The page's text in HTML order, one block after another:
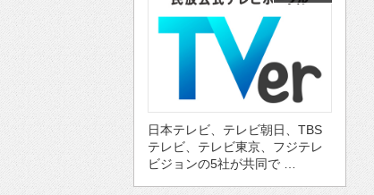
日本テレビ、テレビ朝日、TBS
テレビ、テレビ東京、フジテレ
ビジョンの5社が共同で …